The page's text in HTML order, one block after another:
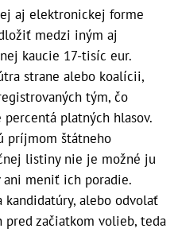
aj elektronickej forme
medzi iným aj
kaucie 17-tisíc eur.
strane alebo koalícii,
tým, čo
platných hlasov.
príjmom štátneho
listiny nie je možné ju
meniť ich poradie.
kandidatúry, alebo odvolať
začiatkom volieb, teda